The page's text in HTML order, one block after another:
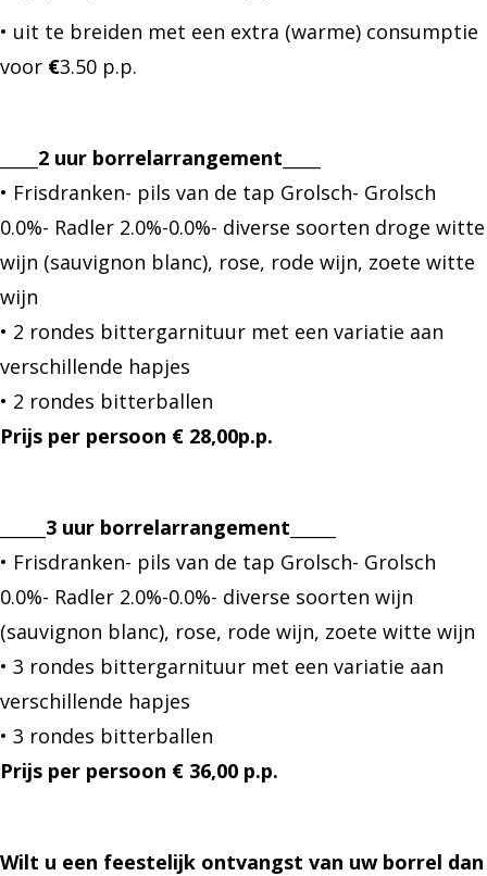
• uit te breiden met een extra (warme) consumptie
voor €3.50 p.p.
_____2 uur borrelarrangement_____
• Frisdranken- pils van de tap Grolsch- Grolsch
0.0%- Radler 2.0%-0.0%- diverse soorten droge witte
wijn (sauvignon blanc), rose, rode wijn, zoete witte
wijn
• 2 rondes bittergarnituur met een variatie aan
verschillende hapjes
• 2 rondes bitterballen
Prijs per persoon € 28,00p.p.
______3 uur borrelarrangement______
• Frisdranken- pils van de tap Grolsch- Grolsch
0.0%- Radler 2.0%-0.0%- diverse soorten wijn
(sauvignon blanc), rose, rode wijn, zoete witte wijn
• 3 rondes bittergarnituur met een variatie aan
verschillende hapjes
• 3 rondes bitterballen
Prijs per persoon € 36,00 p.p.
Wilt u een feestelijk ontvangst van uw borrel dan